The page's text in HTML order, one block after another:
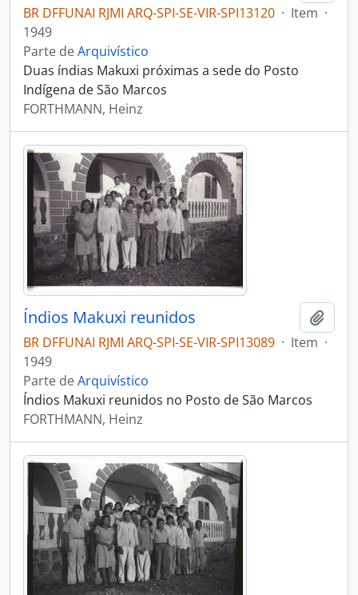
BR DFFUNAI RJMI ARQ-SPI-SE-VIR-SPI13120 · Item ·
1949
Parte deArquivístico
Duas índias Makuxi próximas a sede do Posto
Indígena de São Marcos
FORTHMANN, Heinz
Índios Makuxi reunidos
BR DFFUNAI RJMI ARQ-SPI-SE-VIR-SPI13089 · Item ·
1949
Parte deArquivístico
Índios Makuxi reunidos no Posto de São Marcos
FORTHMANN, Heinz